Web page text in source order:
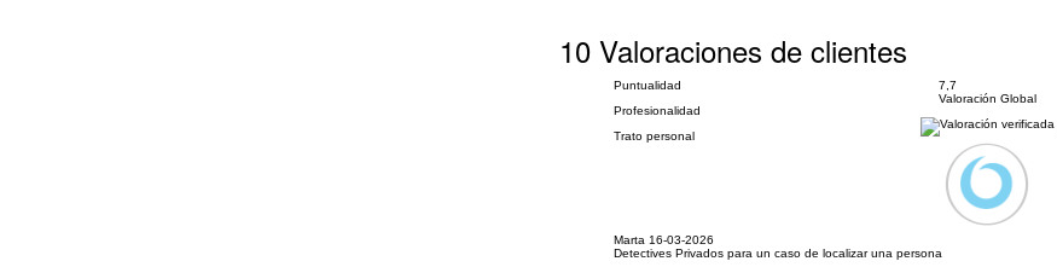
10 Valoraciones de clientes
Puntualidad
Profesionalidad
Trato personal
7,7
Valoración Global
Marta 16-03-2026
Detectives Privados para un caso de localizar una persona